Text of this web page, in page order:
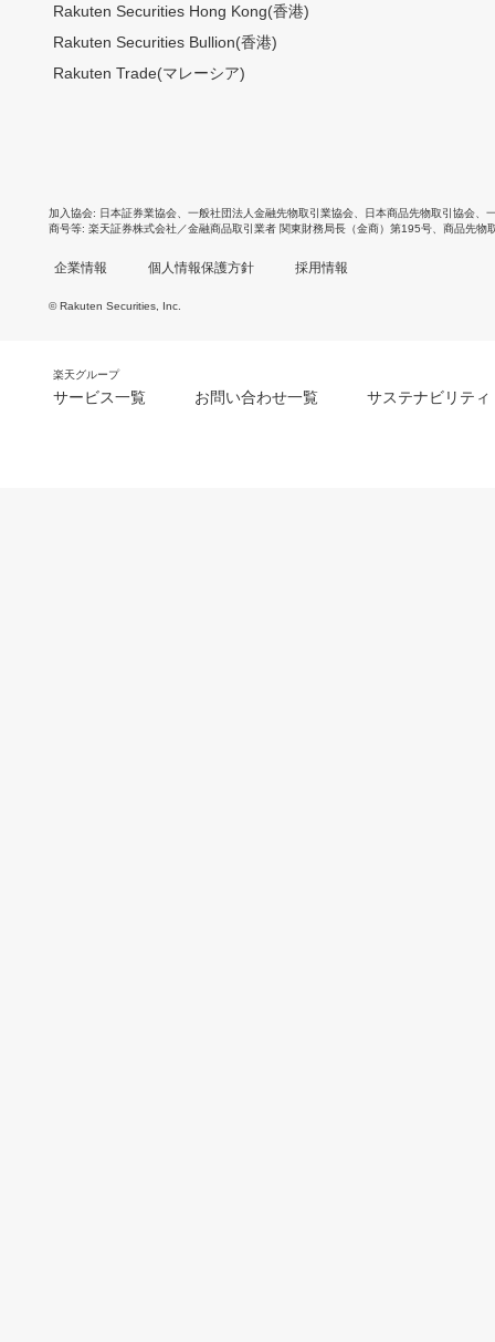
Rakuten Securities Hong Kong(香港)
Rakuten Securities Bullion(香港)
Rakuten Trade(マレーシア)
加入協会 日本証券業協会 一般社団法人金融先物取引業協会 日本商品先物取引協会
商号等 楽天証券株式会社／金融商品取引業者 関東財務局長（金商）第195号、商品先物
企業情報 個人情報保護方針 採用情報
© Rakuten Securities, Inc.
楽天グループ
サービス一覧 お問い合わせ一覧 サステナビリティ